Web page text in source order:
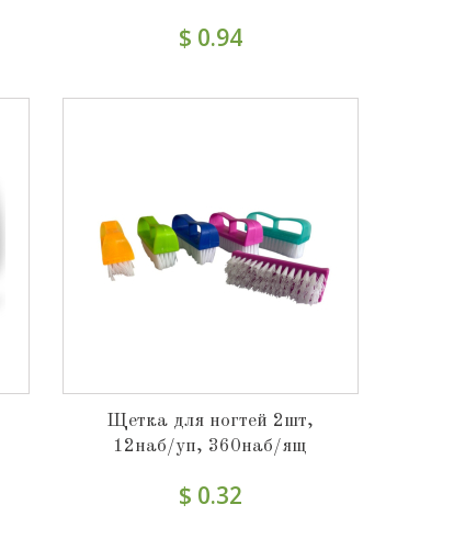
$ 0.94
Щетка для ногтей 2шт,
12наб/уп, 360наб/ящ
$ 0.32